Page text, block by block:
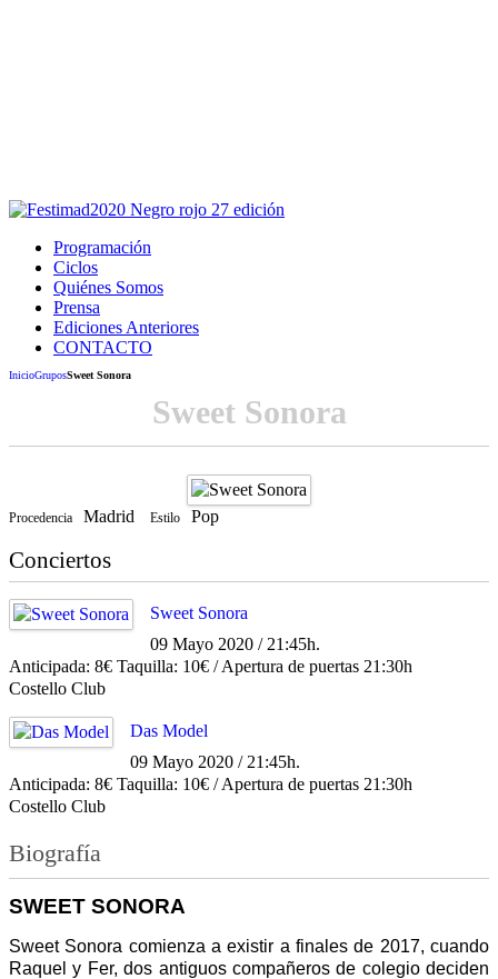
Programación
Ciclos
Quiénes Somos
Prensa
Ediciones Anteriores
CONTACTO
InicioGruposSweet Sonora
Sweet Sonora
Procedencia Madrid Estilo Pop
Conciertos
Sweet Sonora
09 Mayo 2020 / 21:45h.
Anticipada: 8€ Taquilla: 10€ / Apertura de puertas 21:30h
Costello Club
Das Model
09 Mayo 2020 / 21:45h.
Anticipada: 8€ Taquilla: 10€ / Apertura de puertas 21:30h
Costello Club
Biografía
SWEET SONORA
Sweet Sonora comienza a existir a finales de 2017, cuando
Raquel y Fer, dos antiguos compañeros de colegio deciden